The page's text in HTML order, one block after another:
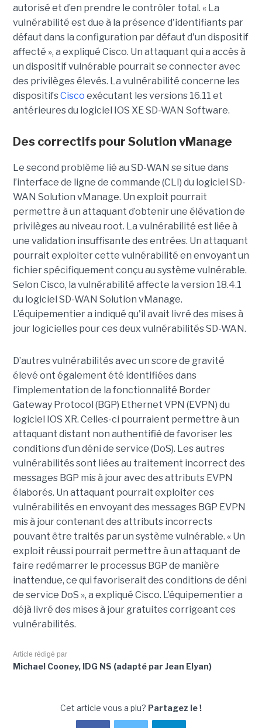
autorisé et d’en prendre le contrôler total. « La
vulnérabilité est due à la présence d'identifiants par
défaut dans la configuration par défaut d'un dispositif
affecté », a expliqué Cisco. Un attaquant qui a accès à
un dispositif vulnérable pourrait se connecter avec
des privilèges élevés. La vulnérabilité concerne les
dispositifsCisco exécutant les versions 16.11 et
antérieures du logiciel IOS XE SD-WAN Software.
Des correctifs pour Solution vManage
Le second problème lié au SD-WAN se situe dans
l’interface de ligne de commande (CLI) du logiciel SD-
WAN Solution vManage. Un exploit pourrait
permettre à un attaquant d’obtenir une élévation de
privilèges au niveau root. La vulnérabilité est liée à
une validation insuffisante des entrées. Un attaquant
pourrait exploiter cette vulnérabilité en envoyant un
fichier spécifiquement conçu au système vulnérable.
Selon Cisco, la vulnérabilité affecte la version 18.4.1
du logiciel SD-WAN Solution vManage.
L’équipementier a indiqué qu'il avait livré des mises à
jour logicielles pour ces deux vulnérabilités SD-WAN.
D’autres vulnérabilités avec un score de gravité
élevé ont également été identifiées dans
l’implementation de la fonctionnalité Border
Gateway Protocol (BGP) Ethernet VPN (EVPN) du
logiciel IOS XR. Celles-ci pourraient permettre à un
attaquant distant non authentifié de favoriser les
conditions d’un déni de service (DoS). Les autres
vulnérabilités sont liées au traitement incorrect des
messages BGP mis à jour avec des attributs EVPN
élaborés. Un attaquant pourrait exploiter ces
vulnérabilités en envoyant des messages BGP EVPN
mis à jour contenant des attributs incorrects
pouvant être traités par un système vulnérable. « Un
exploit réussi pourrait permettre à un attaquant de
faire redémarrer le processus BGP de manière
inattendue, ce qui favoriserait des conditions de déni
de service DoS », a expliqué Cisco. L’équipementier a
déjà livré des mises à jour gratuites corrigeant ces
vulnérabilités.
Article rédigé par
Michael Cooney, IDG NS (adapté par Jean Elyan)
Cet article vous a plu? Partagez le !